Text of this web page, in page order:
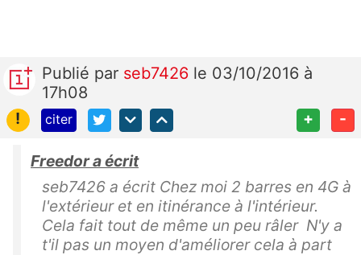
Publié par seb7426 le 03/10/2016 à
17h08
!
citer + -
Freedor a écrit
seb7426 a écrit Chez moi 2 barres en 4G à
l'extérieur et en itinérance à l'intérieur.
Cela fait tout de même un peu râler N'y a
t'il pas un moyen d'améliorer cela à part